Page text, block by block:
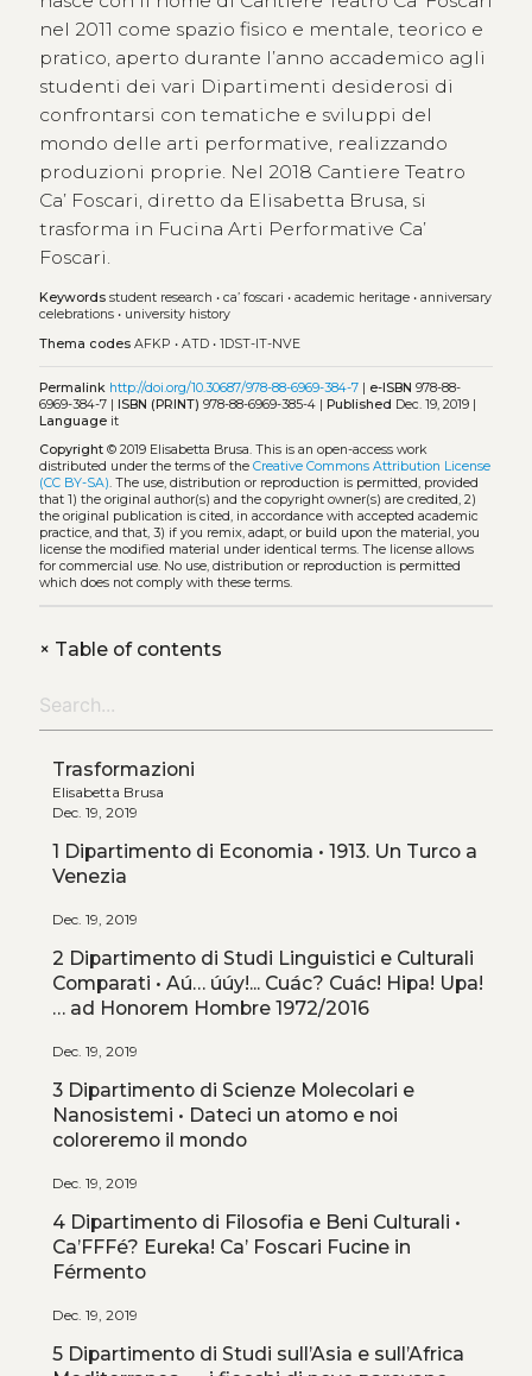
nel 2011 come spazio fisico e mentale, teorico e
pratico, aperto durante l’anno accademico agli
studenti dei vari Dipartimenti desiderosi di
confrontarsi con tematiche e sviluppi del
mondo delle arti performative, realizzando
produzioni proprie. Nel 2018 Cantiere Teatro
Ca’ Foscari, diretto da Elisabetta Brusa, si
trasforma in Fucina Arti Performative Ca’
Foscari.
Keywords student research • ca’ foscari • academic heritage• anniversary
celebrations• university history
Thema codes AFKP • ATD• 1DST-IT-NVE
Permalink http://doi.org/10.30687/978-88-6969-384-7| e-ISBN 978-88-
6969-384-7 | ISBN (PRINT) 978-88-6969-385-4 | Published Dec. 19, 2019 |
Languageit
Copyright© 2019 Elisabetta Brusa. This is an open-access work
distributed under the terms of the Creative Commons Attribution License
(CC BY-SA). The use, distribution or reproduction is permitted, provided
that 1) the original author(s) and the copyright owner(s) are credited, 2)
the original publication is cited, in accordance with accepted academic
practice, and that, 3) if you remix, adapt, or build upon the material, you
license the modified material under identical terms. The license allows
for commercial use. No use, distribution or reproduction is permitted
which does not comply with these terms.
+Table of contents
Trasformazioni
Elisabetta Brusa
Dec. 19, 2019
1 Dipartimento di Economia • 1913. Un Turco a
Venezia
Dec. 19, 2019
2 Dipartimento di Studi Linguistici e Culturali
Comparati • Aú… úúy!... Cuác? Cuác! Hipa! Upa!
… ad Honorem Hombre 1972/2016
Dec. 19, 2019
3 Dipartimento di Scienze Molecolari e
Nanosistemi • Dateci un atomo e noi
coloreremo il mondo
Dec. 19, 2019
4 Dipartimento di Filosofia e Beni Culturali •
Ca’FFFé? Eureka! Ca’ Foscari Fucine in
Férmento
Dec. 19, 2019
5 Dipartimento di Studi sull’Asia e sull’Africa